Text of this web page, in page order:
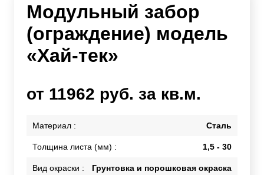
Модульный забор
(ограждение) модель
«Хай-тек»
от 11962 руб. за кв.м.
Материал : Сталь
Толщина листа (мм) : 1,5 - 30
Вид окраски : Грунтовка и порошковая окраска